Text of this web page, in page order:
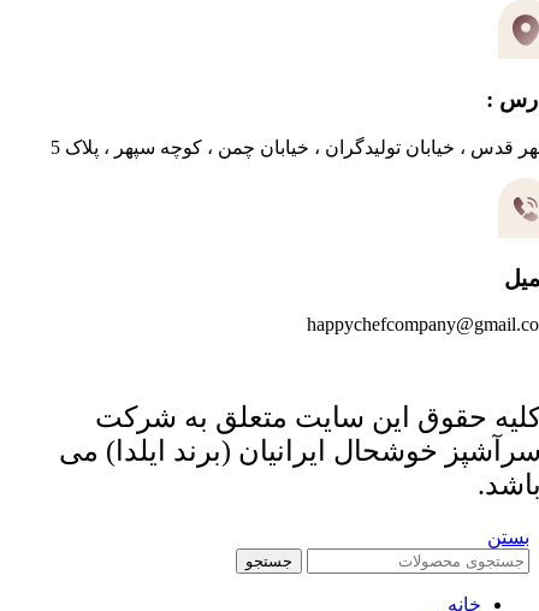
:
قدس ، خیابان تولیدگران ، خیابان چمن ، کوچه سپهر ، پلاک 5
حقوق این سایت متعلق به شرکت
خوشحال ایرانیان (برند ایلدا) می
بستن
جستجو
خانه